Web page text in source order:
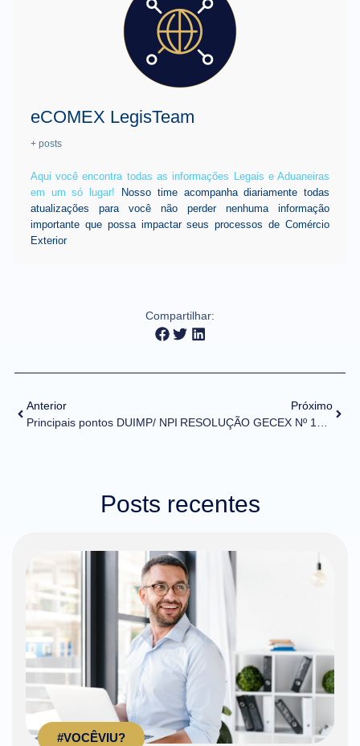
eCOMEX LegisTeam
+ posts
Aqui você encontra todas as informações Legais e Aduaneiras
em um só lugar! Nosso time acompanha diariamente todas
atualizações para você não perder nenhuma informação
importante que possa impactar seus processos de Comércio
Exterior
Compartilhar:
Anterior
Principais pontos DUIMP/ NPI
Próximo
Posts recentes
#VOCÊVIU?